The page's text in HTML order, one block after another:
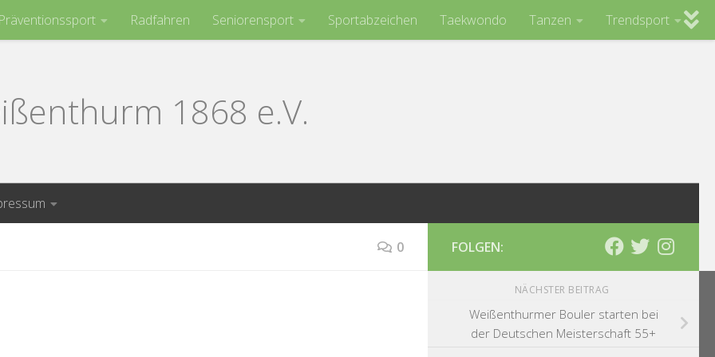
Präventionssport Radfahren Seniorensport Sportabzeichen Taekwondo Tanzen Trendsport
1868 e.V.
0 FOLGEN:
NÄCHSTER BEITRAG
Weißenthurmer Bouler starten bei
der Deutschen Meisterschaft 55+